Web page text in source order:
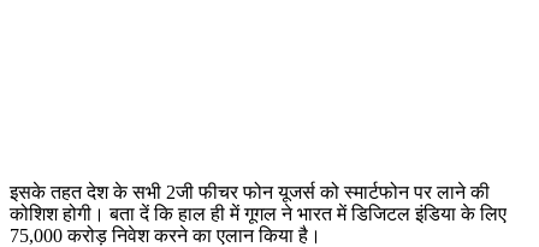
इसके तहत देश के सभी 2जी फीचर फोन यूजर्स को स्मार्टफोन पर लाने की
कोशिश होगी। बता दें कि हाल ही में गूगल ने भारत में डिजिटल इंडिया के लिए
75,000 करोड़ निवेश करने का एलान किया है।